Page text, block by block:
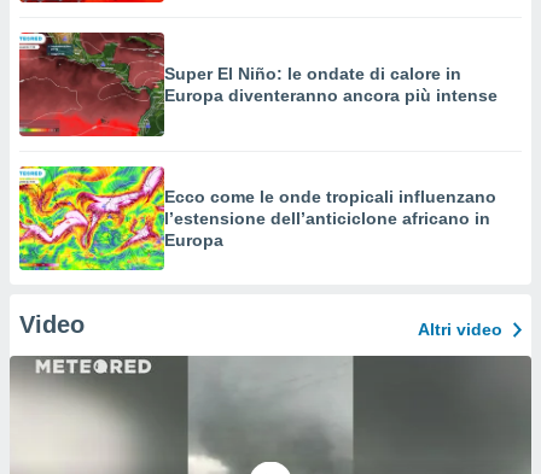
Super El Niño: le ondate di calore in
Europa diventeranno ancora più intense
Ecco come le onde tropicali influenzano
l’estensione dell’anticiclone africano in
Europa
Video Altri video